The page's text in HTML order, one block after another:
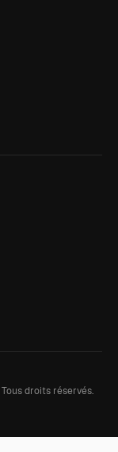
Tous droits réservés.